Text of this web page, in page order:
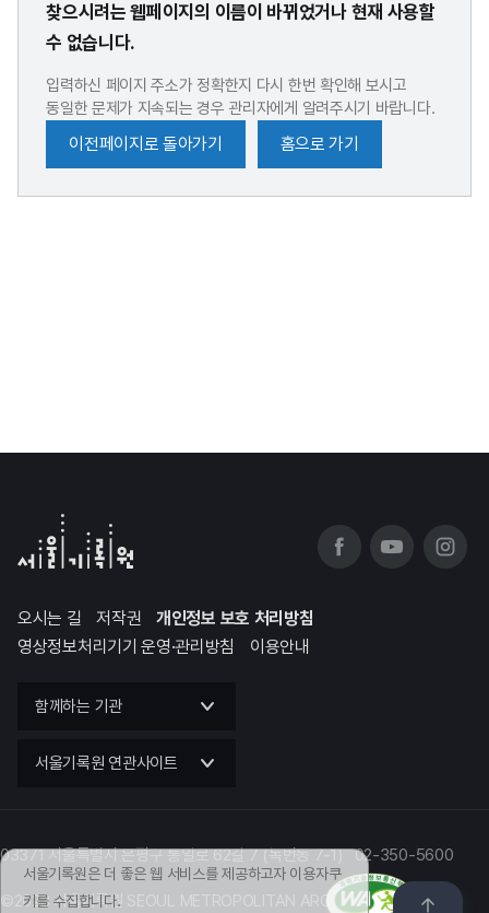
서울기록원은 더 좋은 웹 서비스를 제공하고자 이용자쿠
키를 수집합니다.
찾으시려는 웹페이지의 이름이 바뀌었거나 현재 사용할
수 없습니다.
입력하신 페이지 주소가 정확한지 다시 한번 확인해 보시고
동일한 문제가 지속되는 경우 관리자에게 알려주시기 바랍니다.
이전페이지로 돌아가기 홈으로 가기
오시는 길 저작권
개인정보 보호 처리방침
영상정보처리기기 운영·관리방침
이용안내
함께하는 기관
서울기록원 연관사이트
03371 서울특별시 은평구 통일로 62길 7 (녹번동 7-1) 02-350-5600
©2023 서울기록원 SEOUL METROPOLITAN ARCHIVES